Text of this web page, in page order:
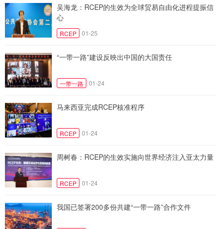
吴海龙：RCEP的生效为全球贸易自由化进程提振信
心
RCEP 01-25
“一带一路”建设反映出中国的大国责任
一带一路 01-24
马来西亚完成RCEP核准程序
RCEP 01-24
周树春：RCEP的生效实施向世界经济注入亚太力量
RCEP 01-24
我国已签署200多份共建“一带一路”合作文件